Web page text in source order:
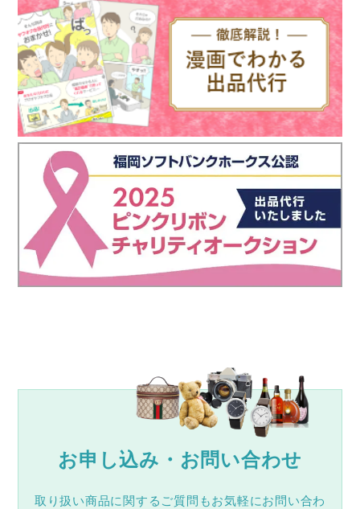
お申し込み・お問い合わせ
取り扱い商品に関するご質問もお気軽にお問い合わ